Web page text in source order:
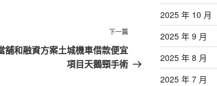
下
一
篇
下一篇
舖和融資方案土城機車借款便宜
項目天鵝頸手術
2025 年 10 月
2025 年 9 月
2025 年 8 月
2025 年 7 月